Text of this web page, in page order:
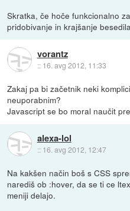
Skratka, če hoče funkcionalno
pridobivanje in krajšanje
vorantz
:: 16. avg 2012, 11:33
Zakaj pa bi začetnik neki
neuporabnim?
Javascript se bo moral naučit
alexa-lol
:: 16. avg 2012, 12:47
Na kakšen način boš s CSS
narediš ob :hover, da se ti ce
meniji delajo.